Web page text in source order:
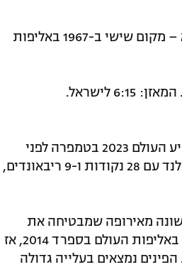
16 השתתפויות, 5 רצופות. הישג שיא – מקום שישי ב-1967 באליפות
ניצחון לפינלנד 73:79 במוקדמות גביע העולם 2023 בטמפרה לפני
כשבוע. הפינים ניצחו במשחק צמוד. לאורי מרקאנן הוביל את פינלנד עם 28 נקודות ו-9 ריבאונדים,
מאירופה שמבטיחה את
מקומה באליפות העולם, הישג שהיא רשמה רק פעם אחת בעבר, באליפות העולם בספרד 2014, אז
נמצאים בעלייה גדולה